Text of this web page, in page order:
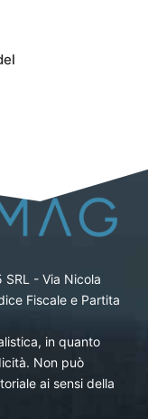
- Via Nicola
Fiscale e Partita
in quanto
Non può
ai sensi della